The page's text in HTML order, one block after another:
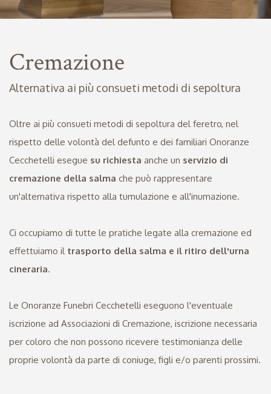
Cremazione
Alternativa ai più consueti metodi di sepoltura
Oltre ai più consueti metodi di sepoltura del feretro, nel
rispetto delle volontà del defunto e dei familiari Onoranze
Cecchetelli esegue su richiesta anche un servizio di
cremazione della salma che può rappresentare
un'alternativa rispetto alla tumulazione e all'inumazione.
Ci occupiamo di tutte le pratiche legate alla cremazione ed
effettuiamo il trasporto della salma e il ritiro dell'urna
cineraria.
Le Onoranze Funebri Cecchetelli eseguono l'eventuale
iscrizione ad Associazioni di Cremazione, iscrizione necessaria
per coloro che non possono ricevere testimonianza delle
proprie volontà da parte di coniuge, figli e/o parenti prossimi.